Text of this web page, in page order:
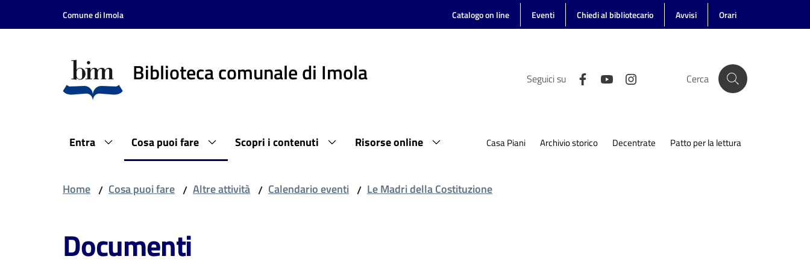
Vai al contenuto
Vai alla navigazione
Comune di Imola Catalogo on line Eventi Chiedi al bibliotecario Avvisi Orari
Biblioteca comunale di Imola Seguici su Cerca
Entra Cosa puoi fare Scopri i contenuti Risorse online Casa Piani Archivio storico Decentrate Patto per la lettura
Home / Cosa puoi fare / Altre attività / Calendario eventi / Le Madri della Costituzione
Documenti